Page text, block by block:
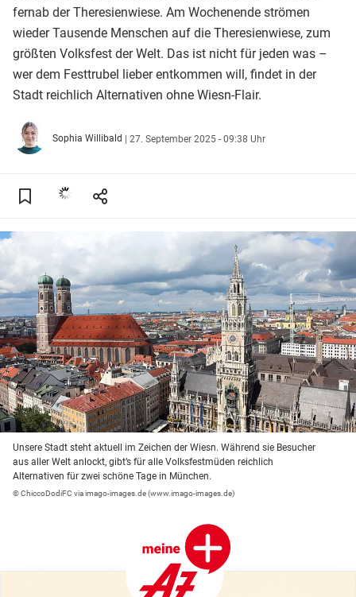
fernab der Theresienwiese. Am Wochenende strömen
wieder Tausende Menschen auf die Theresienwiese, zum
größten Volksfest der Welt. Das ist nicht für jeden was –
wer dem Festtrubel lieber entkommen will, findet in der
Stadt reichlich Alternativen ohne Wiesn-Flair.
Sophia Willibald | 27. September 2025 - 09:38 Uhr
Unsere Stadt steht aktuell im Zeichen der Wiesn. Während sie Besucher
aus aller Welt anlockt, gibt’s für alle Volksfestmüden reichlich
Alternativen für zwei schöne Tage in München.
© ChiccoDodiFC via imago-images.de (www.imago-images.de)